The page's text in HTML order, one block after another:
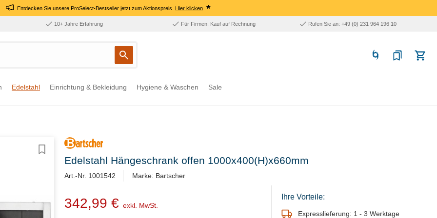
Entdecken Sie unsere ProSelect-Bestseller jetzt zum Aktionspreis.Hier klicken *
10+ Jahre Erfahrung Für Firmen: Kauf auf Rechnung Rufen Sie an: +49 (0) 231 964 196 10
Edelstahl Einrichtung & Bekleidung Hygiene & Waschen Sale
Edelstahl Hängeschrank offen 1000x400(H)x660mm
Art.-Nr. 1001542 Marke: Bartscher
342,99 € exkl. MwSt.
Ihre Vorteile:
Expresslieferung: 1 - 3 Werktage